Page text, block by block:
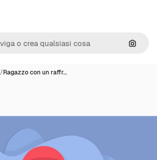
Cerca
/Ragazzo con un raffr…